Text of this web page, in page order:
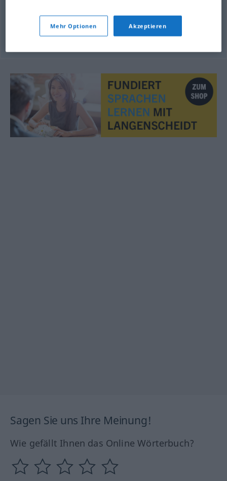
versinnbildlichen,verkörpern,vertreten
Sagen Sie uns Ihre Meinung!
Wie gefällt Ihnen das Online Wörterbuch?
Mehr Optionen Akzeptieren